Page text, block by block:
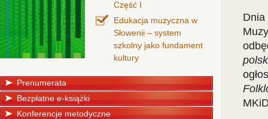
Część I
Edukacja muzyczna w
Słowenii – system
szkolny jako fundament
kultury
Prenumerata
Bezpłatne e-książki
Konferencje metodyczne